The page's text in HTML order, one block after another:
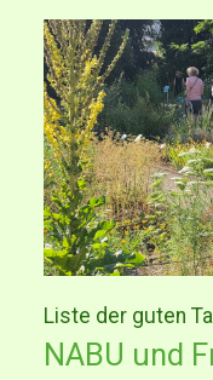
Liste der guten
NABU und